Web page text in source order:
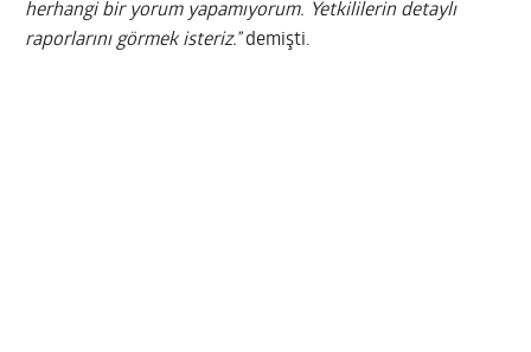
herhangi bir yorum yapamıyorum. Yetkililerin detaylı
raporlarını görmek isteriz.”demişti.